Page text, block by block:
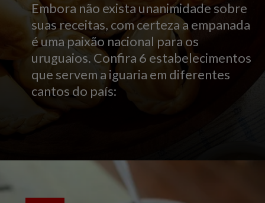
Embora não exista unanimidade sobre
suas receitas, com certeza a empanada
é uma paixão nacional para os
uruguaios. Confira 6 estabelecimentos
que servem a iguaria em diferentes
cantos do país: